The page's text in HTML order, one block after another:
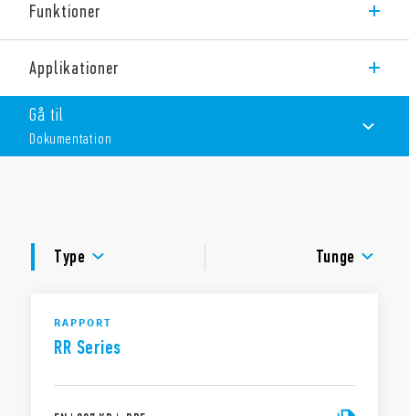
Funktioner
60715)
Funktioner inkluderer:
Applikationer
Gå til
Dokumentation
GODKENDELSER
Type
Tunge
RAPPORT
RR Series